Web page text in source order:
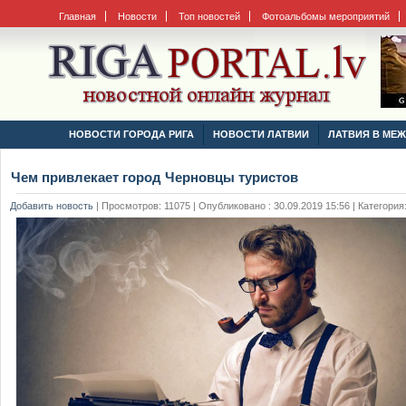
Главная Новости Топ новостей Фотоальбомы мероприятий
НОВОСТИ ГОРОДА РИГА НОВОСТИ ЛАТВИИ ЛАТВИЯ В
Чем привлекает город Черновцы туристов
Добавить новость | Просмотров: 11075 | Опубликовано : 30.09.2019 15:56 | Категория: